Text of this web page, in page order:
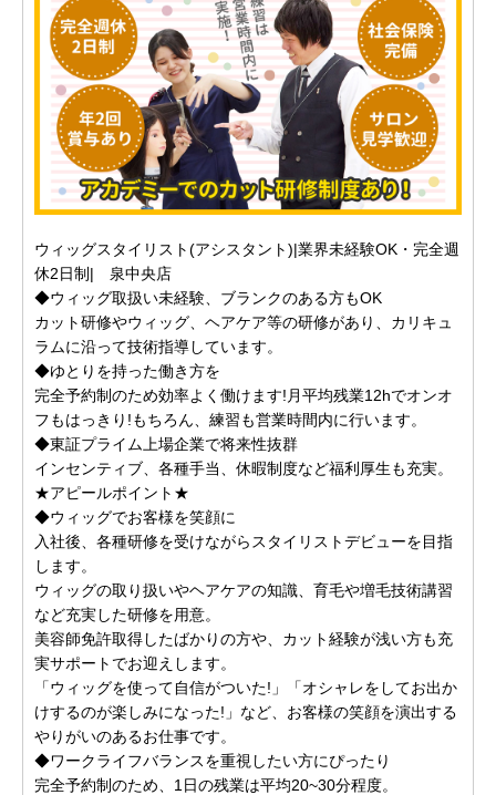
ウィッグスタイリスト(アシスタント)|業界未経験OK・完全週
休2日制| 泉中央店
◆ウィッグ取扱い未経験、ブランクのある方もOK
カット研修やウィッグ、ヘアケア等の研修があり、カリキュ
ラムに沿って技術指導しています。
◆ゆとりを持った働き方を
完全予約制のため効率よく働けます!月平均残業12hでオンオ
フもはっきり!もちろん、練習も営業時間内に行います。
◆東証プライム上場企業で将来性抜群
インセンティブ、各種手当、休暇制度など福利厚生も充実。
★アピールポイント★
◆ウィッグでお客様を笑顔に
入社後、各種研修を受けながらスタイリストデビューを目指
します。
ウィッグの取り扱いやヘアケアの知識、育毛や増毛技術講習
など充実した研修を用意。
美容師免許取得したばかりの方や、カット経験が浅い方も充
実サポートでお迎えします。
「ウィッグを使って自信がついた!」「オシャレをしてお出か
けするのが楽しみになった!」など、お客様の笑顔を演出する
やりがいのあるお仕事です。
◆ワークライフバランスを重視したい方にぴったり
完全予約制のため、1日の残業は平均20~30分程度。